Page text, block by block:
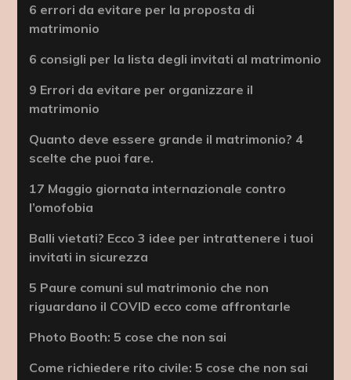
6 errori da evitare per la proposta di
matrimonio
6 consigli per la lista degli invitati al matrimonio
9 Errori da evitare per organizzare il
matrimonio
Quanto deve essere grande il matrimonio? 4
scelte che puoi fare.
17 Maggio giornata internazionale contro
l’omofobia
Balli vietati? Ecco 3 idee per intrattenere i tuoi
invitati in sicurezza
5 Paure comuni sul matrimonio che non
riguardano il COVID ecco come affrontarle
Photo Booth: 5 cose che non sai
Come richiedere rito civile: 5 cose che non sai